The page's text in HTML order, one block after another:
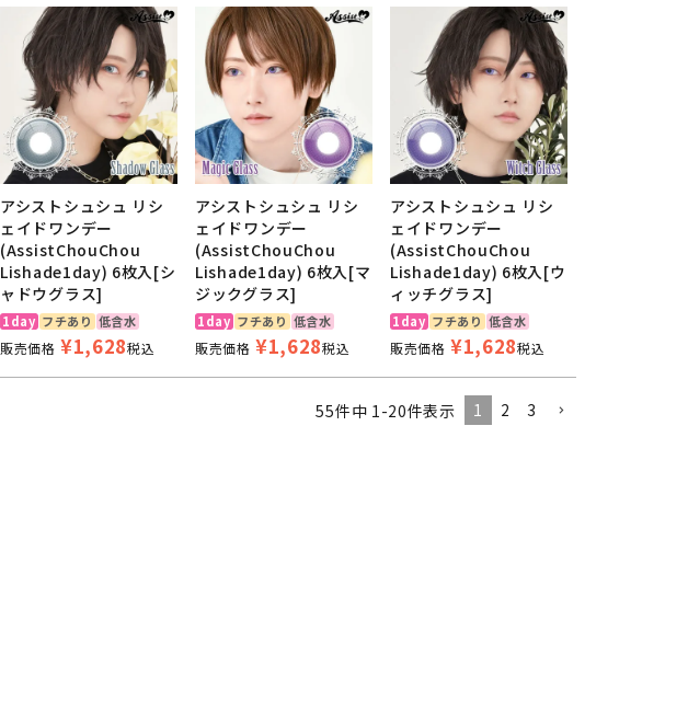
アシストシュシュ リシ
ェイドワンデー
(AssistChouChou
Lishade1day) 6枚入[シ
ャドウグラス]
1day フチあり 低含水
販売価格 ¥1,628税込
アシストシュシュ リシ
ェイドワンデー
(AssistChouChou
Lishade1day) 6枚入[マ
ジックグラス]
1day フチあり 低含水
販売価格 ¥1,628税込
アシストシュシュ リシ
ェイドワンデー
(AssistChouChou
Lishade1day) 6枚入[ウ
ィッチグラス]
1day フチあり 低含水
販売価格 ¥1,628税込
55件中 1-20件表示 1 2 3